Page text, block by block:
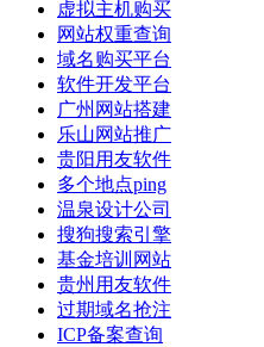
虚拟主机购买
网站权重查询
域名购买平台
软件开发平台
广州网站搭建
乐山网站推广
贵阳用友软件
多个地点ping
温泉设计公司
搜狗搜索引擎
基金培训网站
贵州用友软件
过期域名抢注
ICP备案查询